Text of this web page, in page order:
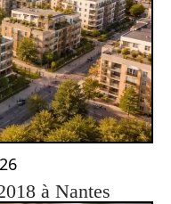
à Nantes